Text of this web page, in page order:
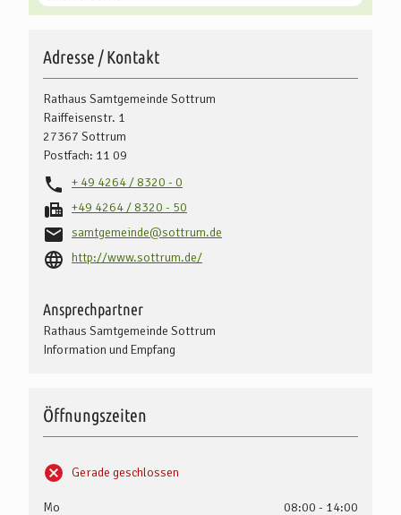
Adresse / Kontakt
Rathaus Samtgemeinde Sottrum
Raiffeisenstr. 1
27367 Sottrum
Postfach: 11 09
+ 49 4264 / 8320 - 0
+49 4264 / 8320 - 50
samtgemeinde@sottrum.de
http://www.sottrum.de/
Ansprechpartner
Rathaus Samtgemeinde Sottrum
Information und Empfang
Öffnungszeiten
Gerade geschlossen
Mo
08:00 - 14:00